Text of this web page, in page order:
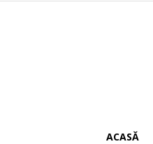
ACASĂ